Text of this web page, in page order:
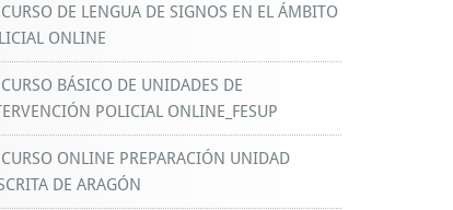
CURSO DE LENGUA DE SIGNOS EN EL ÁMBITO
ONLINE
CURSO BÁSICO DE UNIDADES DE
POLICIAL ONLINE_FESUP
CURSO ONLINE PREPARACIÓN UNIDAD
DE ARAGÓN